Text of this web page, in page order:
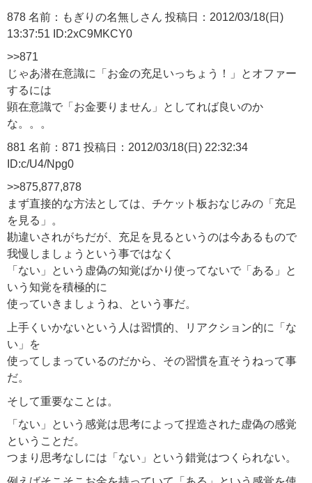
878 名前：もぎりの名無しさん 投稿日：2012/03/18(日)
13:37:51 ID:2xC9MKCY0
>>871
じゃあ潜在意識に「お金の充足いっちょう！」とオファー
するには
顕在意識で「お金要りません」としてれば良いのか
な。。。
881 名前：871 投稿日：2012/03/18(日) 22:32:34
ID:c/U4/Npg0
>>875,877,878
まず直接的な方法としては、チケット板おなじみの「充足
を見る」。
勘違いされがちだが、充足を見るというのは今あるもので
我慢しましょうという事ではなく
「ない」という虚偽の知覚ばかり使ってないで「ある」と
いう知覚を積極的に
使っていきましょうね、という事だ。
上手くいかないという人は習慣的、リアクション的に「な
い」を
使ってしまっているのだから、その習慣を直そうねって事
だ。
そして重要なことは。
「ない」という感覚は思考によって捏造された虚偽の感覚
ということだ。
つまり思考なしには「ない」という錯覚はつくられない。